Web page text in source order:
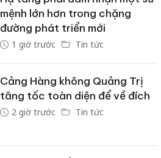
mệnh lớn hơn trong chặng
đường phát triển mới
1 giờ trước Tin tức
Cảng Hàng không Quảng Trị
tăng tốc toàn diện để về đích
2 giờ trước Tin tức